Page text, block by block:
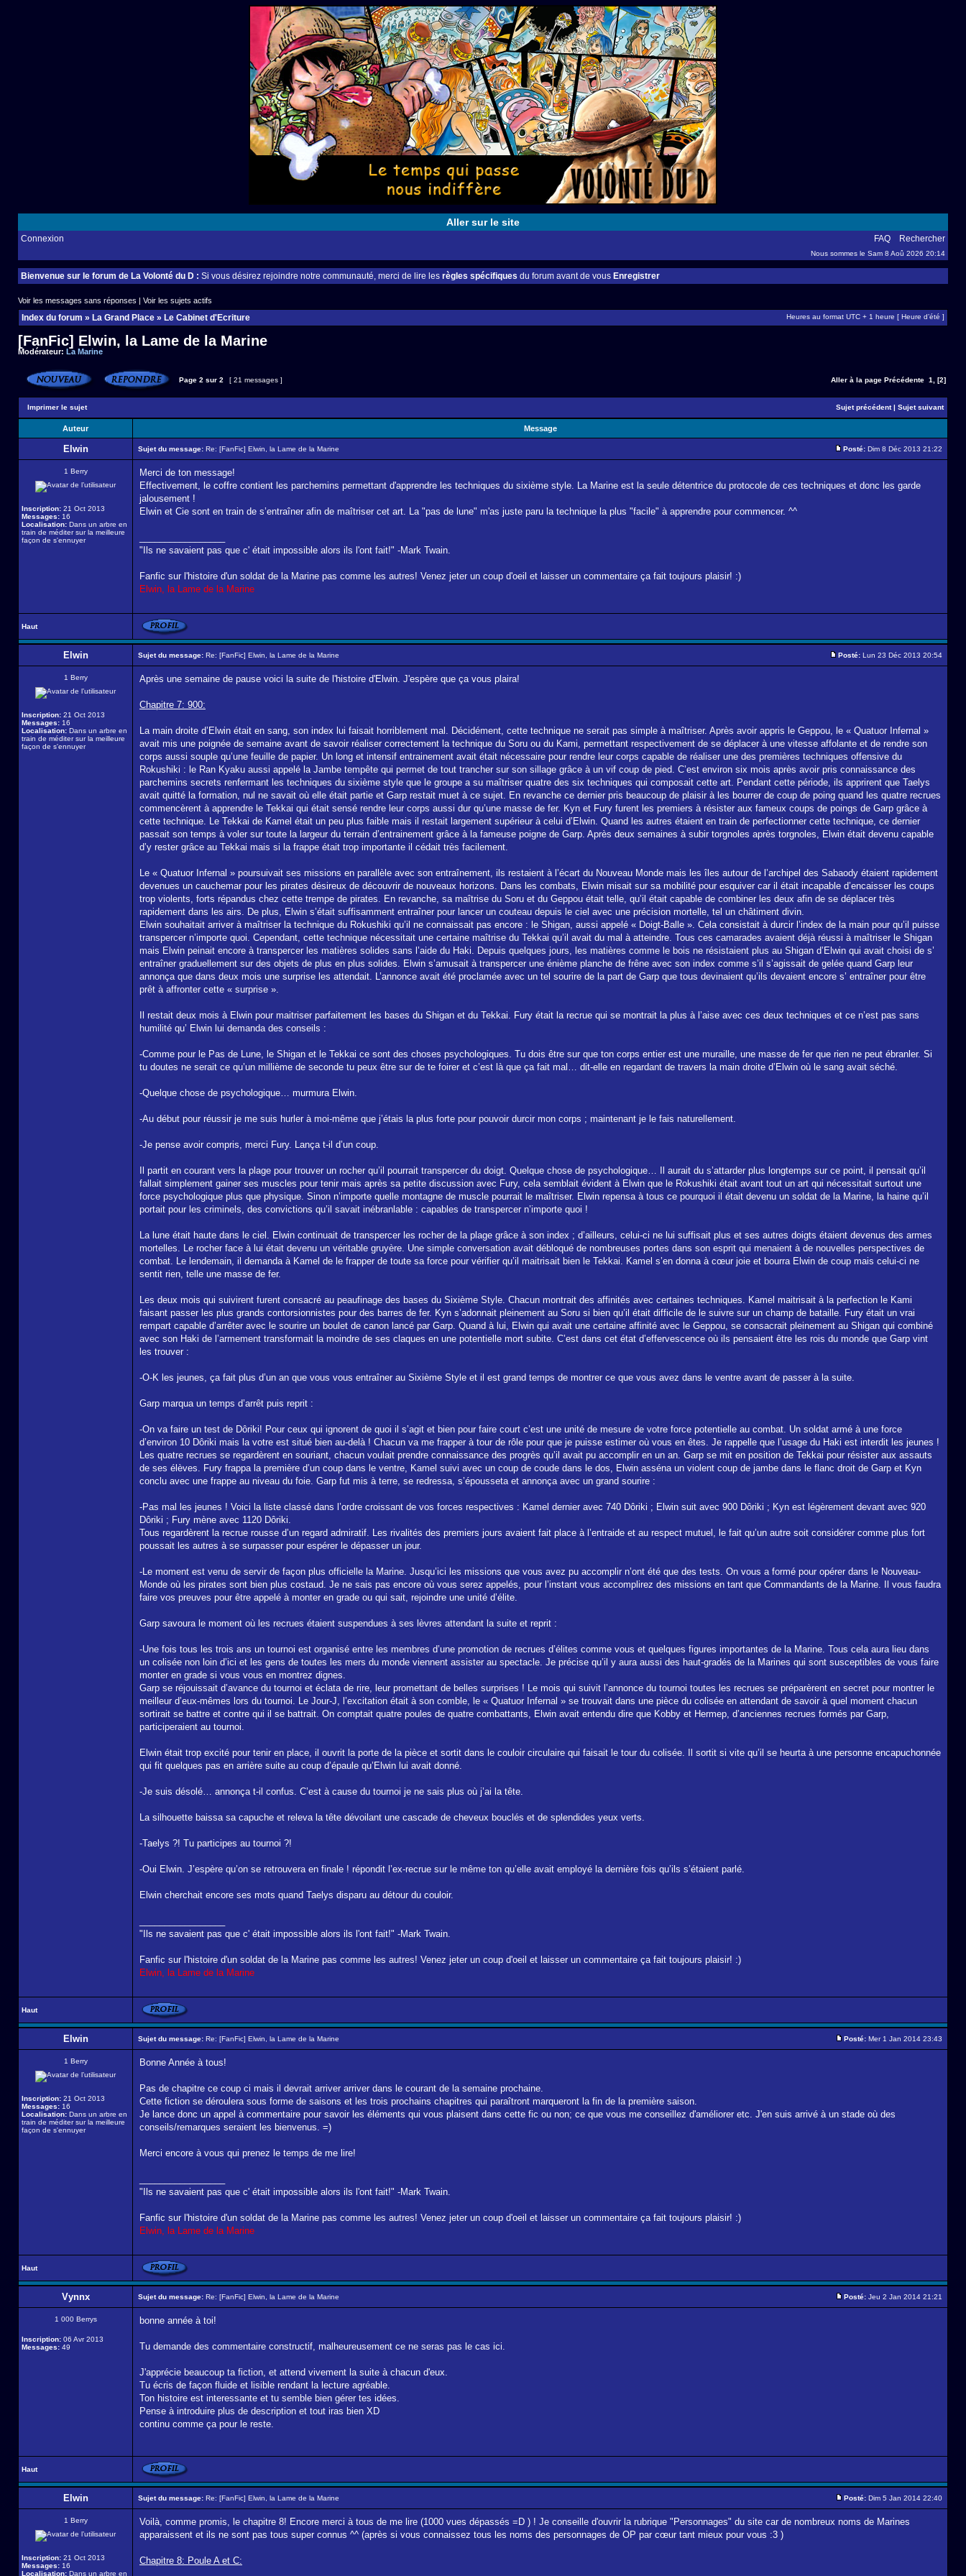
Aller sur le site
Connexion FAQ Rechercher
Nous sommes le Sam 8 Aoû 2026 20:14
Bienvenue sur le forum de La Volonté du D : Si vous désirez rejoindre notre communauté, merci de lire les règles spécifiques du forum avant de vous Enregistrer
Voir les messages sans réponses | Voir les sujets actifs
Index du forum » La Grand Place » Le Cabinet d'Ecriture Heures au format UTC + 1 heure [ Heure d’été ]
[FanFic] Elwin, la Lame de la Marine
Modérateur: La Marine
Page 2 sur 2 [ 21 messages ] Aller à la page Précédente 1 [2]
Imprimer le sujet Sujet précédent| Sujet suivant
Auteur Message
Elwin Sujet du message: Re: [FanFic] Elwin, la Lame de la Marine Posté: Dim 8 Déc 2013 21:22
1 Berry
Inscription: 21 Oct 2013
Messages: 16
Localisation: Dans un arbre en
train de méditer sur la meilleure
façon de s'ennuyer
Merci de ton message!
Effectivement, le coffre contient les parchemins permettant d'apprendre les techniques du sixième style. La Marine est la seule détentrice du protocole de ces techniques et donc les garde
jalousement !
Elwin et Cie sont en train de s’entraîner afin de maîtriser cet art. La "pas de lune" m'as juste paru la technique la plus "facile" à apprendre pour commencer. ^^
"Ils ne savaient pas que c' était impossible alors ils l'ont fait!" -Mark Twain.
Fanfic sur l'histoire d'un soldat de la Marine pas comme les autres! Venez jeter un coup d'oeil et laisser un commentaire ça fait toujours plaisir! :)
Elwin, la Lame de la Marine
Haut
Elwin Sujet du message: Re: [FanFic] Elwin, la Lame de la Marine Posté: Lun 23 Déc 2013 20:54
1 Berry
Inscription: 21 Oct 2013
Messages: 16
Localisation: Dans un arbre en
train de méditer sur la meilleure
façon de s'ennuyer
Après une semaine de pause voici la suite de l'histoire d'Elwin. J'espère que ça vous plaira!
Chapitre 7: 900:
La main droite d’Elwin était en sang, son index lui faisait horriblement mal. Décidément, cette technique ne serait pas simple à maîtriser. Après avoir appris le Geppou, le « Quatuor Infernal »
avait mis une poignée de semaine avant de savoir réaliser correctement la technique du Soru ou du Kami, permettant respectivement de se déplacer à une vitesse affolante et de rendre son
corps aussi souple qu’une feuille de papier. Un long et intensif entrainement avait était nécessaire pour rendre leur corps capable de réaliser une des premières techniques offensive du
Rokushiki : le Ran Kyaku aussi appelé la Jambe tempête qui permet de tout trancher sur son sillage grâce à un vif coup de pied. C’est environ six mois après avoir pris connaissance des
parchemins secrets renfermant les techniques du sixième style que le groupe a su maîtriser quatre des six techniques qui composait cette art. Pendant cette période, ils apprirent que Taelys
avait quitté la formation, nul ne savait où elle était partie et Garp restait muet à ce sujet. En revanche ce dernier pris beaucoup de plaisir à les bourrer de coup de poing quand les quatre recrues
commencèrent à apprendre le Tekkai qui était sensé rendre leur corps aussi dur qu’une masse de fer. Kyn et Fury furent les premiers à résister aux fameux coups de poings de Garp grâce à
cette technique. Le Tekkai de Kamel était un peu plus faible mais il restait largement supérieur à celui d’Elwin. Quand les autres étaient en train de perfectionner cette technique, ce dernier
passait son temps à voler sur toute la largeur du terrain d’entrainement grâce à la fameuse poigne de Garp. Après deux semaines à subir torgnoles après torgnoles, Elwin était devenu capable
d’y rester grâce au Tekkai mais si la frappe était trop importante il cédait très facilement.
Le « Quatuor Infernal » poursuivait ses missions en parallèle avec son entraînement, ils restaient à l’écart du Nouveau Monde mais les îles autour de l’archipel des Sabaody étaient rapidement
devenues un cauchemar pour les pirates désireux de découvrir de nouveaux horizons. Dans les combats, Elwin misait sur sa mobilité pour esquiver car il était incapable d’encaisser les coups
trop violents, forts répandus chez cette trempe de pirates. En revanche, sa maîtrise du Soru et du Geppou était telle, qu’il était capable de combiner les deux afin de se déplacer très
rapidement dans les airs. De plus, Elwin s’était suffisamment entraîner pour lancer un couteau depuis le ciel avec une précision mortelle, tel un châtiment divin.
Elwin souhaitait arriver à maîtriser la technique du Rokushiki qu’il ne connaissait pas encore : le Shigan, aussi appelé « Doigt-Balle ». Cela consistait à durcir l’index de la main pour qu’il puisse
transpercer n’importe quoi. Cependant, cette technique nécessitait une certaine maîtrise du Tekkai qu’il avait du mal à atteindre. Tous ces camarades avaient déjà réussi à maîtriser le Shigan
mais Elwin peinait encore à transpercer les matières solides sans l’aide du Haki. Depuis quelques jours, les matières comme le bois ne résistaient plus au Shigan d’Elwin qui avait choisi de s’
entraîner graduellement sur des objets de plus en plus solides. Elwin s’amusait à transpercer une énième planche de frêne avec son index comme s’il s’agissait de gelée quand Garp leur
annonça que dans deux mois une surprise les attendait. L’annonce avait été proclamée avec un tel sourire de la part de Garp que tous devinaient qu’ils devaient encore s’ entraîner pour être
prêt à affronter cette « surprise ».
Il restait deux mois à Elwin pour maitriser parfaitement les bases du Shigan et du Tekkai. Fury était la recrue qui se montrait la plus à l’aise avec ces deux techniques et ce n’est pas sans
humilité qu’ Elwin lui demanda des conseils :
-Comme pour le Pas de Lune, le Shigan et le Tekkai ce sont des choses psychologiques. Tu dois être sur que ton corps entier est une muraille, une masse de fer que rien ne peut ébranler. Si
tu doutes ne serait ce qu’un millième de seconde tu peux être sur de te foirer et c’est là que ça fait mal… dit-elle en regardant de travers la main droite d’Elwin où le sang avait séché.
-Quelque chose de psychologique… murmura Elwin.
-Au début pour réussir je me suis hurler à moi-même que j’étais la plus forte pour pouvoir durcir mon corps ; maintenant je le fais naturellement.
-Je pense avoir compris, merci Fury. Lança t-il d’un coup.
Il partit en courant vers la plage pour trouver un rocher qu’il pourrait transpercer du doigt. Quelque chose de psychologique… Il aurait du s’attarder plus longtemps sur ce point, il pensait qu’il
fallait simplement gainer ses muscles pour tenir mais après sa petite discussion avec Fury, cela semblait évident à Elwin que le Rokushiki était avant tout un art qui nécessitait surtout une
force psychologique plus que physique. Sinon n’importe quelle montagne de muscle pourrait le maîtriser. Elwin repensa à tous ce pourquoi il était devenu un soldat de la Marine, la haine qu’il
portait pour les criminels, des convictions qu’il savait inébranlable : capables de transpercer n’importe quoi !
La lune était haute dans le ciel. Elwin continuait de transpercer les rocher de la plage grâce à son index ; d’ailleurs, celui-ci ne lui suffisait plus et ses autres doigts étaient devenus des armes
mortelles. Le rocher face à lui était devenu un véritable gruyère. Une simple conversation avait débloqué de nombreuses portes dans son esprit qui menaient à de nouvelles perspectives de
combat. Le lendemain, il demanda à Kamel de le frapper de toute sa force pour vérifier qu’il maitrisait bien le Tekkai. Kamel s’en donna à cœur joie et bourra Elwin de coup mais celui-ci ne
sentit rien, telle une masse de fer.
Les deux mois qui suivirent furent consacré au peaufinage des bases du Sixième Style. Chacun montrait des affinités avec certaines techniques. Kamel maitrisait à la perfection le Kami
faisant passer les plus grands contorsionnistes pour des barres de fer. Kyn s’adonnait pleinement au Soru si bien qu’il était difficile de le suivre sur un champ de bataille. Fury était un vrai
rempart capable d’arrêter avec le sourire un boulet de canon lancé par Garp. Quand à lui, Elwin qui avait une certaine affinité avec le Geppou, se consacrait pleinement au Shigan qui combiné
avec son Haki de l’armement transformait la moindre de ses claques en une potentielle mort subite. C’est dans cet état d’effervescence où ils pensaient être les rois du monde que Garp vint
les trouver :
-O-K les jeunes, ça fait plus d’un an que vous vous entraîner au Sixième Style et il est grand temps de montrer ce que vous avez dans le ventre avant de passer à la suite.
Garp marqua un temps d’arrêt puis reprit :
-On va faire un test de Dôriki! Pour ceux qui ignorent de quoi il s’agit et bien pour faire court c’est une unité de mesure de votre force potentielle au combat. Un soldat armé à une force
d’environ 10 Dôriki mais la votre est situé bien au-delà ! Chacun va me frapper à tour de rôle pour que je puisse estimer où vous en êtes. Je rappelle que l’usage du Haki est interdit les jeunes !
Les quatre recrues se regardèrent en souriant, chacun voulait prendre connaissance des progrès qu’il avait pu accomplir en un an. Garp se mit en position de Tekkai pour résister aux assauts
de ses élèves. Fury frappa la première d’un coup dans le ventre, Kamel suivi avec un coup de coude dans le dos, Elwin asséna un violent coup de jambe dans le flanc droit de Garp et Kyn
conclu avec une frappe au niveau du foie. Garp fut mis à terre, se redressa, s’épousseta et annonça avec un grand sourire :
-Pas mal les jeunes ! Voici la liste classé dans l’ordre croissant de vos forces respectives : Kamel dernier avec 740 Dôriki ; Elwin suit avec 900 Dôriki ; Kyn est légèrement devant avec 920
Dôriki ; Fury mène avec 1120 Dôriki.
Tous regardèrent la recrue rousse d’un regard admiratif. Les rivalités des premiers jours avaient fait place à l’entraide et au respect mutuel, le fait qu’un autre soit considérer comme plus fort
poussait les autres à se surpasser pour espérer le dépasser un jour.
-Le moment est venu de servir de façon plus officielle la Marine. Jusqu’ici les missions que vous avez pu accomplir n’ont été que des tests. On vous a formé pour opérer dans le Nouveau-
Monde où les pirates sont bien plus costaud. Je ne sais pas encore où vous serez appelés, pour l’instant vous accomplirez des missions en tant que Commandants de la Marine. Il vous faudra
faire vos preuves pour être appelé à monter en grade ou qui sait, rejoindre une unité d’élite.
Garp savoura le moment où les recrues étaient suspendues à ses lèvres attendant la suite et reprit :
-Une fois tous les trois ans un tournoi est organisé entre les membres d’une promotion de recrues d’élites comme vous et quelques figures importantes de la Marine. Tous cela aura lieu dans
un colisée non loin d’ici et les gens de toutes les mers du monde viennent assister au spectacle. Je précise qu’il y aura aussi des haut-gradés de la Marines qui sont susceptibles de vous faire
monter en grade si vous vous en montrez dignes.
Garp se réjouissait d’avance du tournoi et éclata de rire, leur promettant de belles surprises ! Le mois qui suivit l’annonce du tournoi toutes les recrues se préparèrent en secret pour montrer le
meilleur d’eux-mêmes lors du tournoi. Le Jour-J, l’excitation était à son comble, le « Quatuor Infernal » se trouvait dans une pièce du colisée en attendant de savoir à quel moment chacun
sortirait se battre et contre qui il se battrait. On comptait quatre poules de quatre combattants, Elwin avait entendu dire que Kobby et Hermep, d’anciennes recrues formés par Garp,
participeraient au tournoi.
Elwin était trop excité pour tenir en place, il ouvrit la porte de la pièce et sortit dans le couloir circulaire qui faisait le tour du colisée. Il sortit si vite qu’il se heurta à une personne encapuchonnée
qui fit quelques pas en arrière suite au coup d’épaule qu’Elwin lui avait donné.
-Je suis désolé… annonça t-il confus. C’est à cause du tournoi je ne sais plus où j’ai la tête.
La silhouette baissa sa capuche et releva la tête dévoilant une cascade de cheveux bouclés et de splendides yeux verts.
-Taelys ?! Tu participes au tournoi ?!
-Oui Elwin. J’espère qu’on se retrouvera en finale ! répondit l’ex-recrue sur le même ton qu’elle avait employé la dernière fois qu’ils s’étaient parlé.
Elwin cherchait encore ses mots quand Taelys disparu au détour du couloir.
"Ils ne savaient pas que c' était impossible alors ils l'ont fait!" -Mark Twain.
Fanfic sur l'histoire d'un soldat de la Marine pas comme les autres! Venez jeter un coup d'oeil et laisser un commentaire ça fait toujours plaisir! :)
Elwin, la Lame de la Marine
Haut
Elwin Sujet du message: Re: [FanFic] Elwin, la Lame de la Marine Posté: Mer 1 Jan 2014 23:43
1 Berry
Inscription: 21 Oct 2013
Messages: 16
Localisation: Dans un arbre en
train de méditer sur la meilleure
façon de s'ennuyer
Bonne Année à tous!
Pas de chapitre ce coup ci mais il devrait arriver arriver dans le courant de la semaine prochaine.
Cette fiction se déroulera sous forme de saisons et les trois prochains chapitres qui paraîtront marqueront la fin de la première saison.
Je lance donc un appel à commentaire pour savoir les éléments qui vous plaisent dans cette fic ou non; ce que vous me conseillez d'améliorer etc. J'en suis arrivé à un stade où des
conseils/remarques seraient les bienvenus. =)
Merci encore à vous qui prenez le temps de me lire!
"Ils ne savaient pas que c' était impossible alors ils l'ont fait!" -Mark Twain.
Fanfic sur l'histoire d'un soldat de la Marine pas comme les autres! Venez jeter un coup d'oeil et laisser un commentaire ça fait toujours plaisir! :)
Elwin, la Lame de la Marine
Haut
Vynnx Sujet du message: Re: [FanFic] Elwin, la Lame de la Marine Posté: Jeu 2 Jan 2014 21:21
1 000 Berrys
Inscription: 06 Avr 2013
Messages: 49
bonne année à toi!
Tu demande des commentaire constructif, malheureusement ce ne seras pas le cas ici.
J'apprécie beaucoup ta fiction, et attend vivement la suite à chacun d'eux.
Tu écris de façon fluide et lisible rendant la lecture agréable.
Ton histoire est interessante et tu semble bien gérer tes idées.
Pense à introduire plus de description et tout iras bien XD
continu comme ça pour le reste.
Haut
Elwin Sujet du message: Re: [FanFic] Elwin, la Lame de la Marine Posté: Dim 5 Jan 2014 22:40
1 Berry
Inscription: 21 Oct 2013
Messages: 16
Localisation: Dans un arbre en
Voilà, comme promis, le chapitre 8! Encore merci à tous de me lire (1000 vues dépassés =D ) ! Je conseille d'ouvrir la rubrique "Personnages" du site car de nombreux noms de Marines
apparaissent et ils ne sont pas tous super connus ^^ (après si vous connaissez tous les noms des personnages de OP par cœur tant mieux pour vous :3 )
Chapitre 8: Poule A et C: